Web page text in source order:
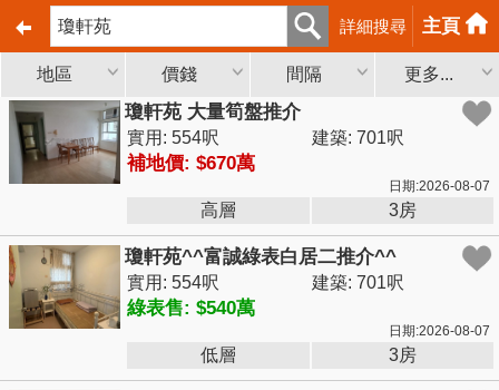
詳細搜尋 主頁
地區 價錢 間隔 更多...
瓊軒苑 大量筍盤推介
實用: 554呎 建築: 701呎
補地價: $670萬
日期:2026-08-07
高層 3房
瓊軒苑^^富誠綠表白居二推介^^
實用: 554呎 建築: 701呎
綠表售: $540萬
日期:2026-08-07
低層 3房